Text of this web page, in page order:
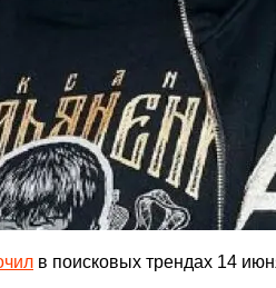
в поисковых трендах 14